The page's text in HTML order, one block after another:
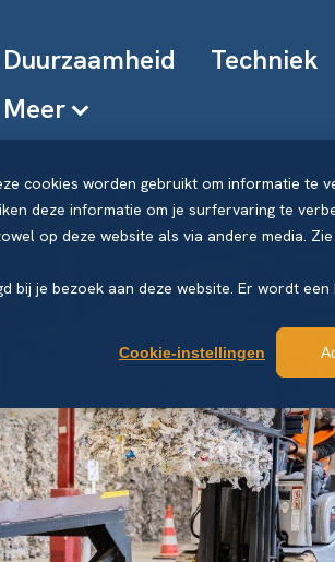
cookies worden gebruikt om informatie te
deze informatie om je surfervaring te
op deze website als via andere media.
bij je bezoek aan deze website. Er wordt
Cookie-instellingen
Duurzaamheid Techniek
Meer